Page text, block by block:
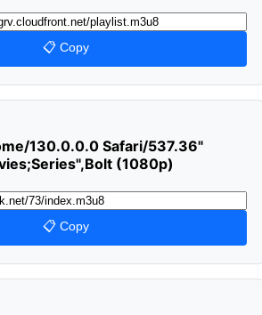
📋 Copy
130.0.0.0 Safari/537.36"
(1080p)
📋 Copy